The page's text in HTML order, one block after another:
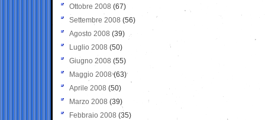
Ottobre 2008 (67)
Settembre 2008 (56)
Agosto 2008 (39)
Luglio 2008 (50)
Giugno 2008 (55)
Maggio 2008(63)
Aprile 2008 (50)
Marzo 2008 (39)
Febbraio 2008 (35)